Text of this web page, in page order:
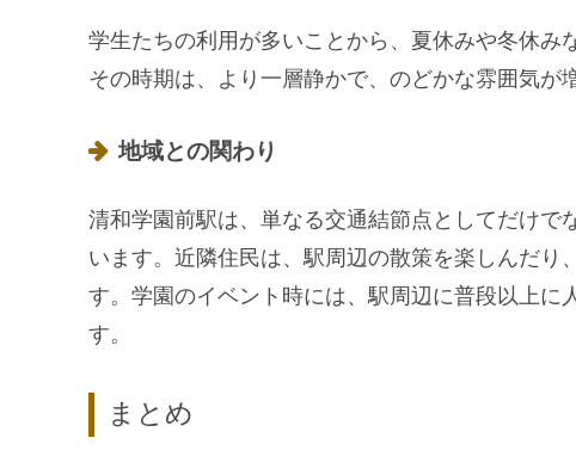
学生たちの利用が多いことから、夏休みや冬休み
その時期は、より一層静かで、のどかな雰囲気が
地域との関わり
清和学園前駅は、単なる交通結節点としてだけ
います。近隣住民は、駅周辺の散策を楽しんだり
す。学園のイベント時には、駅周辺に普段以上に
す。
まとめ